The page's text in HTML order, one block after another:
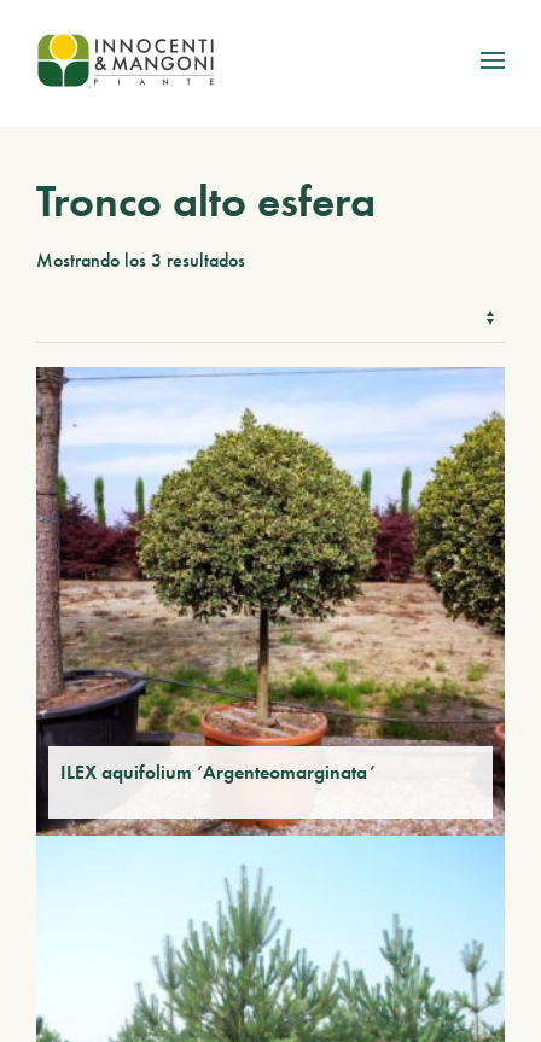
Skip to main content
Tronco alto esfera
Mostrando los 3 resultados
ILEX aquifolium ‘Argenteomarginata’